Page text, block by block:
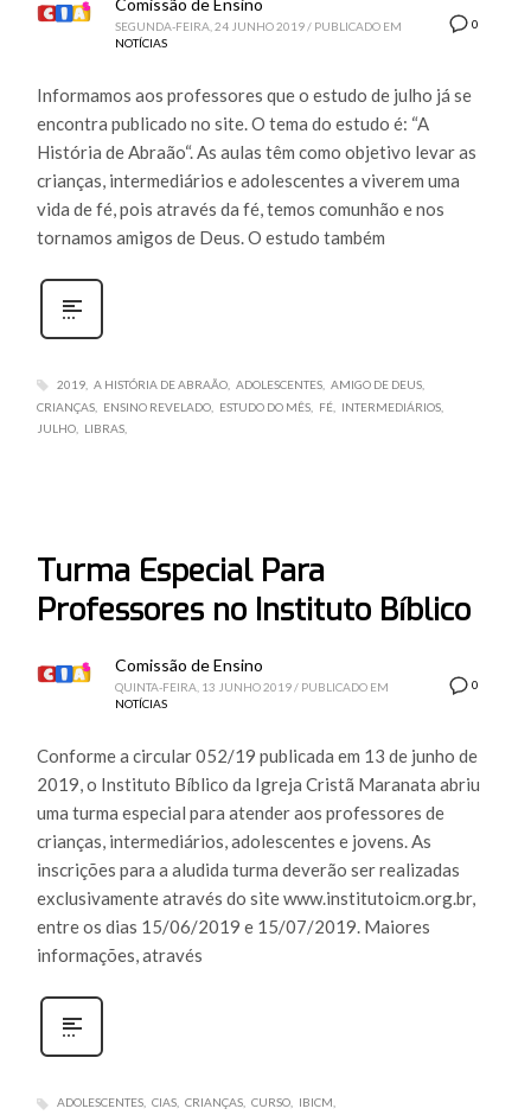
0
Comissão de Ensino
SEGUNDA-FEIRA, 24 JUNHO 2019 / PUBLICADO EM
NOTÍCIAS
Informamos aos professores que o estudo de julho já se
encontra publicado no site. O tema do estudo é: “A
História de Abraão“. As aulas têm como objetivo levar as
crianças, intermediários e adolescentes a viverem uma
vida de fé, pois através da fé, temos comunhão e nos
tornamos amigos de Deus. O estudo também
2019 A HISTÓRIA DE ABRAÃO ADOLESCENTES
AMIGO DE DEUS
CRIANÇAS
ENSINO REVELADO ESTUDO DO MÊS FÉ
INTERMEDIÁRIOS
JULHO
LIBRAS
Turma Especial Para
Professores no Instituto Bíblico
0
Comissão de Ensino
QUINTA-FEIRA, 13 JUNHO 2019/ PUBLICADO EM
NOTÍCIAS
Conforme a circular 052/19 publicada em 13 de junho de
2019, o Instituto Bíblico da Igreja Cristã Maranata abriu
uma turma especial para atender aos professores de
crianças, intermediários, adolescentes e jovens. As
inscrições para a aludida turma deverão ser realizadas
exclusivamente através do site www.institutoicm.org.br,
entre os dias 15/06/2019 e 15/07/2019. Maiores
informações, através
ADOLESCENTES CIAS CRIANÇAS CURSO
IBICM